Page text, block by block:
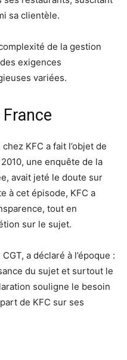
sa clientèle.
de la gestion
exigences
variées.
KFC a fait l’objet de
une enquête de la
avait jeté le doute sur
à cet épisode, KFC a
tout en
sur le sujet.
a déclaré à l’époque :
du sujet et surtout le
souligne le besoin
de KFC sur ses